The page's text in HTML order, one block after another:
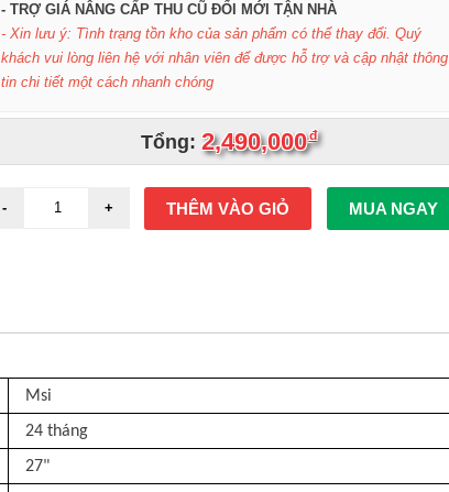
- TRỢ GIÁ NÂNG CẤP THU CŨ ĐỔI MỚI TẬN NHÀ
- Xin lưu ý: Tình trạng tồn kho của sản phẩm có thể thay đổi. Quý
khách vui lòng liên hệ với nhân viên để được hỗ trợ và cập nhật thông
tin chi tiết một cách nhanh chóng
Tổng: 2,490,000đ
THÊM VÀO GIỎ MUA NGAY
Msi
24 tháng
27"